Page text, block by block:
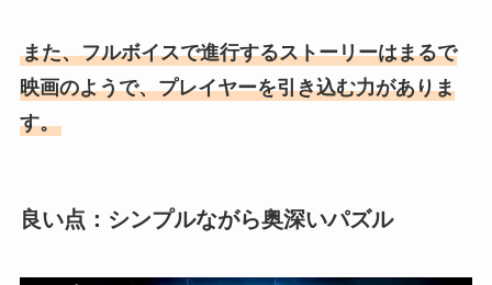
また、フルボイスで進行するストーリーはまるで
映画のようで、プレイヤーを引き込む力がありま
す。
良い点：シンプルながら奥深いパズル